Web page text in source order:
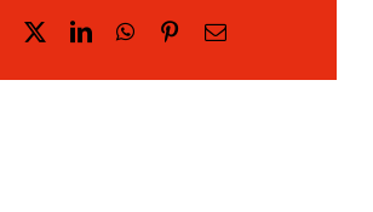
Facebook
X LinkedInWhatsApp
PinterestCorreo